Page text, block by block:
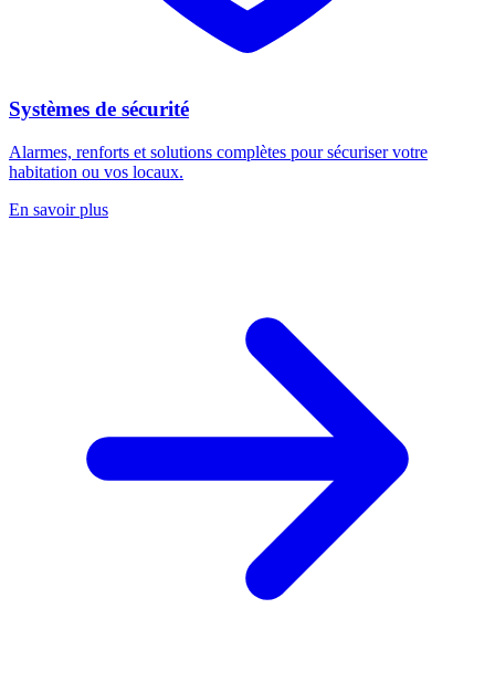
Systèmes de sécurité
Alarmes, renforts et solutions complètes pour sécuriser votre
habitation ou vos locaux.
En savoir plus